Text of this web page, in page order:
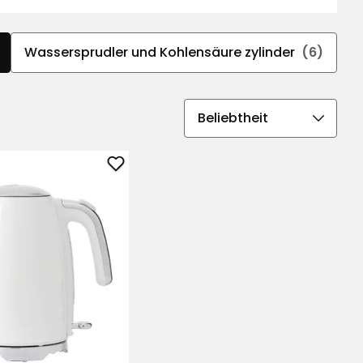
Wassersprudler und Kohlensäure zylinder (6)
Sortierreihenfolge
Wasserkocher